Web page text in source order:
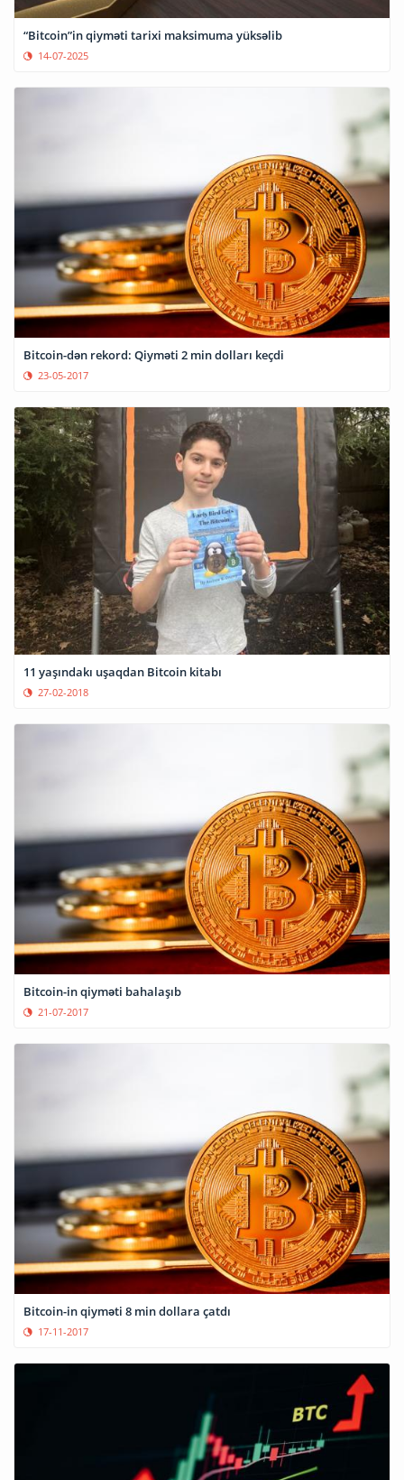
“Bitcoin”in qiyməti tarixi maksimuma yüksəlib
14-07-2025
Bitcoin-dən rekord: Qiyməti 2 min dolları keçdi
23-05-2017
11 yaşındakı uşaqdan Bitcoin kitabı
27-02-2018
Bitcoin-in qiyməti bahalaşıb
21-07-2017
Bitcoin-in qiyməti 8 min dollara çatdı
17-11-2017